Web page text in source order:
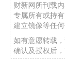
财新网所刊载
专属所有或持
建立镜像等任何
如有意愿转载
确认及授权后，